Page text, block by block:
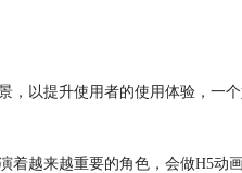
以提升使用者的使用体验，一
越来越重要的角色，会做H5动